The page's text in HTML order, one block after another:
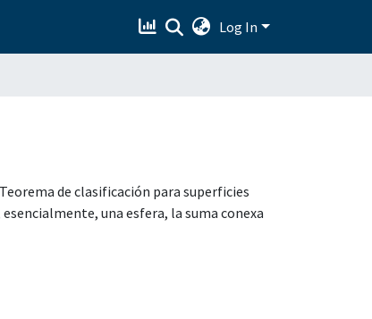
Log In
de clasificación para superficies
una esfera, la suma conexa